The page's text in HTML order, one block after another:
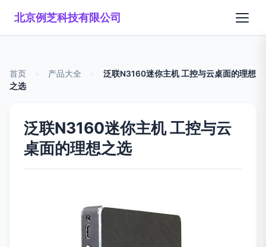
北京例芝科技有限公司
首页 产品大全
泛联N3160迷你主机 工控与云桌面的理想
之选
泛联N3160迷你主机 工控与云
桌面的理想之选